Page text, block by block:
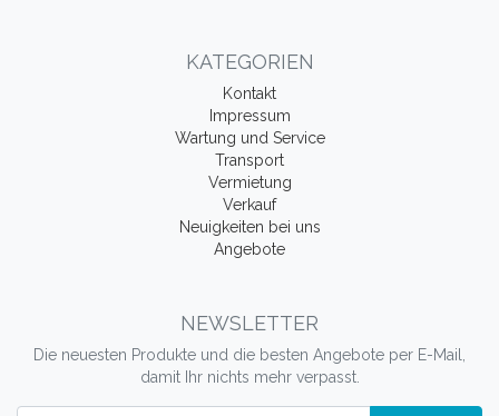
KATEGORIEN
Kontakt
Impressum
Wartung und Service
Transport
Vermietung
Verkauf
Neuigkeiten bei uns
Angebote
NEWSLETTER
Die neuesten Produkte und die besten Angebote per E-Mail,
damit Ihr nichts mehr verpasst.